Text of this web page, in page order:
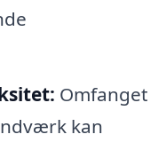
Omfanget
kan